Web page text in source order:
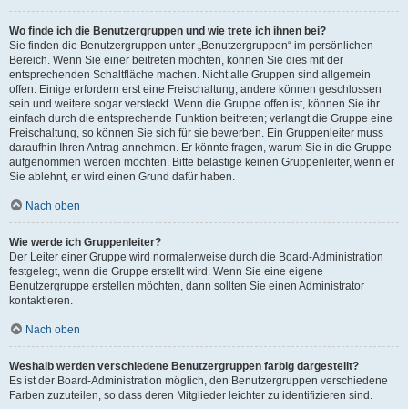
Wo finde ich die Benutzergruppen und wie trete ich ihnen bei?
Sie finden die Benutzergruppen unter „Benutzergruppen“ im persönlichen
Bereich. Wenn Sie einer beitreten möchten, können Sie dies mit der
entsprechenden Schaltfläche machen. Nicht alle Gruppen sind allgemein
offen. Einige erfordern erst eine Freischaltung, andere können geschlossen
sein und weitere sogar versteckt. Wenn die Gruppe offen ist, können Sie ihr
einfach durch die entsprechende Funktion beitreten; verlangt die Gruppe eine
Freischaltung, so können Sie sich für sie bewerben. Ein Gruppenleiter muss
daraufhin Ihren Antrag annehmen. Er könnte fragen, warum Sie in die Gruppe
aufgenommen werden möchten. Bitte belästige keinen Gruppenleiter, wenn er
Sie ablehnt, er wird einen Grund dafür haben.
Nach oben
Wie werde ich Gruppenleiter?
Der Leiter einer Gruppe wird normalerweise durch die Board-Administration
festgelegt, wenn die Gruppe erstellt wird. Wenn Sie eine eigene
Benutzergruppe erstellen möchten, dann sollten Sie einen Administrator
kontaktieren.
Nach oben
Weshalb werden verschiedene Benutzergruppen farbig dargestellt?
Es ist der Board-Administration möglich, den Benutzergruppen verschiedene
Farben zuzuteilen, so dass deren Mitglieder leichter zu identifizieren sind.